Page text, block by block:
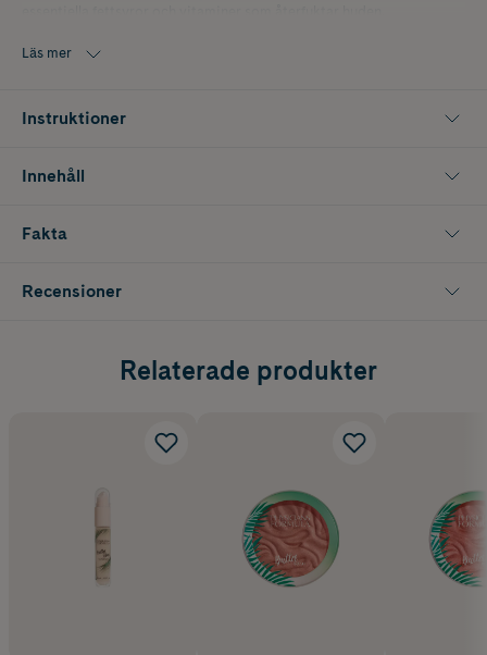
vilket gör den perfekt att ta med i väskan. Den mjuka och krämiga
Nyans: Sunkissed Bronzer
Läs mer
Instruktioner
Innehåll
Fakta
Recensioner
Relaterade produkter